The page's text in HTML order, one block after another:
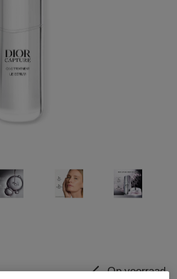
Op voorraad